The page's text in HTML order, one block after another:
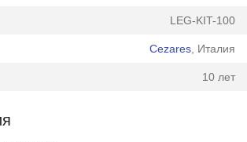
LEG-KIT-100
Cezares , Италия
10 лет